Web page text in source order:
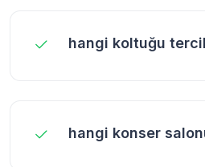
hangi koltuğu
hangi konser